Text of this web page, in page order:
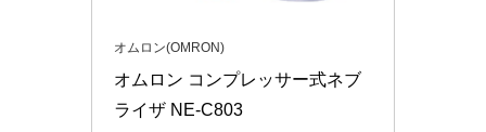
オムロン(OMRON)
オムロン コンプレッサー式ネブ
ライザ NE-C803